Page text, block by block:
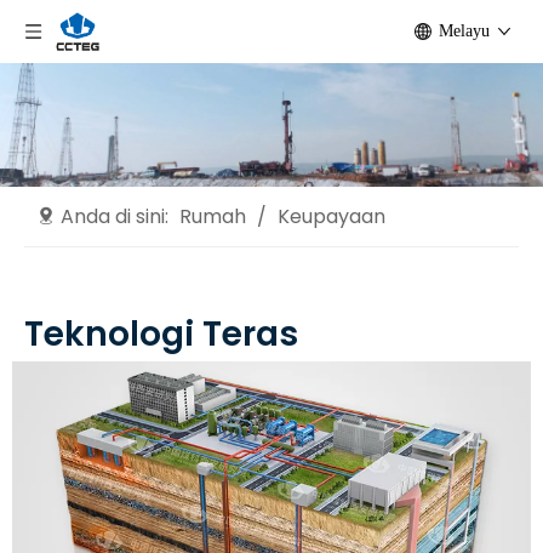
Melayu
Anda di sini: Rumah / Keupayaan
Teknologi Teras